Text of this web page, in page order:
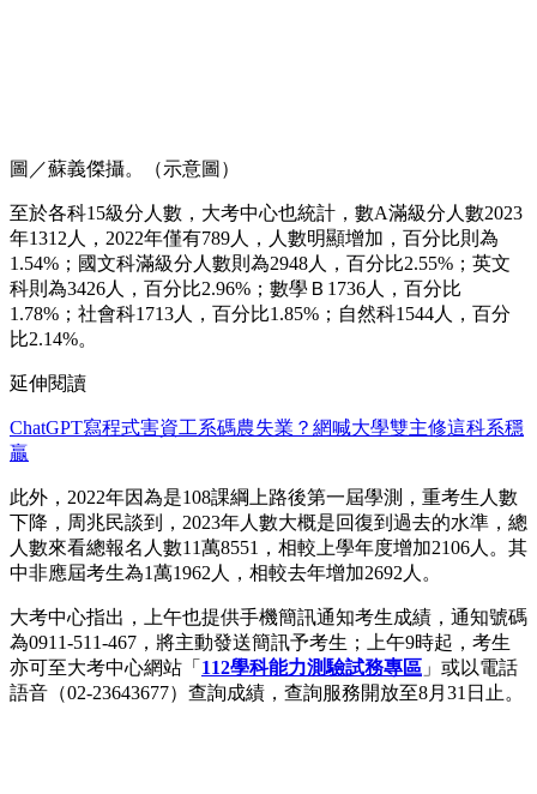
圖／蘇義傑攝。（示意圖）
至於各科15級分人數，大考中心也統計，數A滿級分人數2023
年1312人，2022年僅有789人，人數明顯增加，百分比則為
1.54%；國文科滿級分人數則為2948人，百分比2.55%；英文
科則為3426人，百分比2.96%；數學Ｂ1736人，百分比
1.78%；社會科1713人，百分比1.85%；自然科1544人，百分
比2.14%。
延伸閱讀
ChatGPT寫程式害資工系碼農失業？網喊大學雙主修這科系穩
贏
此外，2022年因為是108課綱上路後第一屆學測，重考生人數
下降，周兆民談到，2023年人數大概是回復到過去的水準，總
人數來看總報名人數11萬8551，相較上學年度增加2106人。其
中非應屆考生為1萬1962人，相較去年增加2692人。
大考中心指出，上午也提供手機簡訊通知考生成績，通知號碼
為0911-511-467，將主動發送簡訊予考生；上午9時起，考生
亦可至大考中心網站「 112學科能力測驗試務專區 」或以電話
語音（02-23643677）查詢成績，查詢服務開放至8月31日止。